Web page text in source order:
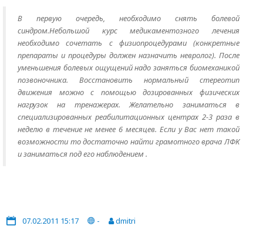
В первую очередь, необходимо снять болевой
синдром.Небольшой курс медикаментозного лечения
необходимо сочетать с физиопроцедурами (конкретные
препараты и процедуры должен назначить невролог). После
уменьшения болевых ощущений надо заняться биомеханикой
позвоночника. Восстановить нормальный стереотип
движения можно с помощью дозированных физических
нагрузок на тренажерах. Желательно заниматься в
специализированных реабилитационных центрах 2-3 раза в
неделю в течение не менее 6 месяцев. Если у Вас нет такой
возможности то достаточно найти грамотного врача ЛФК
и заниматься под его наблюдением .
07.02.2011 15:17 - dmitri